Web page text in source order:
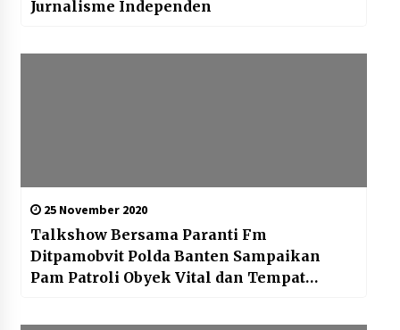
Jurnalisme Independen
25 November 2020
Talkshow Bersama Paranti Fm
Ditpamobvit Polda Banten Sampaikan
Pam Patroli Obyek Vital dan Tempat